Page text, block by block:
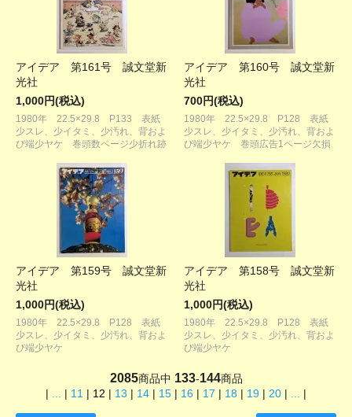
アイデア 第161号 誠文堂新
光社
1,000円(税込)
1980年 22.5×29.8 P133 表紙
少スレ、少イタミ、少汚れ、背およ
び端少ヤケ 巻頭数ページ少折れ跡
アイデア 第160号 誠文堂新
光社
700円(税込)
1980年 22.5×29.8 P128 表紙
少スレ、少イタミ、少汚れ、背およ
び端少ヤケ 巻頭広告1ページ欠損
アイデア 第159号 誠文堂新
光社
1,000円(税込)
1980年 22.5×29.8 P128 表紙
少スレ、少イタミ、少汚れ、背およ
び端少ヤケ
アイデア 第158号 誠文堂新
光社
1,000円(税込)
1980年 22.5×29.8 P128 表紙
少スレ、少イタミ、少汚れ、背およ
び端少ヤケ
2085商品中 133-144商品
| ... | 11 | 12 | 13 | 14 | 15 | 16 | 17 | 18 | 19 | 20 | ... |